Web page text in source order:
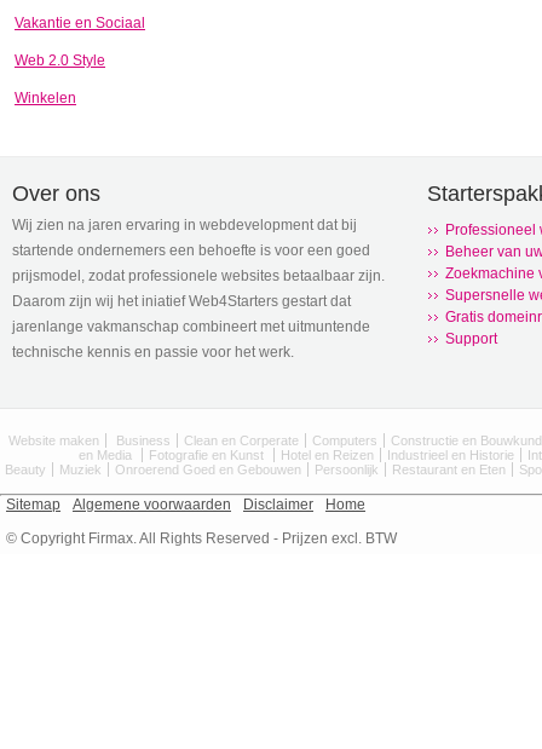
Vakantie en Sociaal
Web 2.0 Style
Winkelen
Over ons
Wij zien na jaren ervaring in webdevelopment dat bij
startende ondernemers een behoefte is voor een goed
prijsmodel, zodat professionele websites betaalbaar zijn.
Daarom zijn wij het iniatief Web4Starters gestart dat
jarenlange vakmanschap combineert met uitmuntende
technische kennis en passie voor het werk.
Professioneel
Beheer van
Zoekmachine
Supersnelle
Gratis
Support
Website maken Business Clean en Corperate Computers
Constructie en
en Media
Fotografie en Kunst Hotel en Reizen Industrieel en Historie
Beauty
Muziek Onroerend Goed en Gebouwen Persoonlijk Restaurant en Eten
Sitemap Algemene voorwaarden Disclaimer
Home
© Copyright Firmax. All Rights Reserved - Prijzen excl. BTW